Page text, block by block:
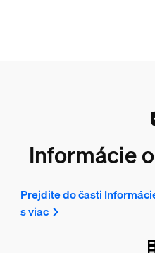
Informácie
Prejdite do časti
s viac